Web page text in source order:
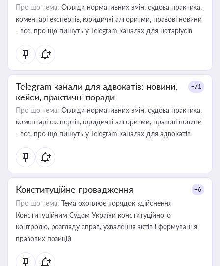
Про що тема: Огляди нормативних змін, судова практика,
коментарі експертів, юридичні алгоритми, правові новини
- все, про що пишуть у Telegram каналах для нотаріусів
Telegram канали для адвокатів: новини,
кейси, практичні поради
+71
Про що тема: Огляди нормативних змін, судова практика,
коментарі експертів, юридичні алгоритми, правові новини
- все, про що пишуть у Telegram каналах для адвокатів
Конституційне провадження +6
Про що тема: Тема охоплює порядок здійснення
Конституційним Судом України конституційного
контролю, розгляду справ, ухвалення актів і формування
правових позицій